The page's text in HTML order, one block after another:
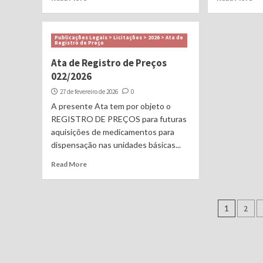
Publicações Legais > Licitações > 2026 > Ata de
Registro de Preço
Ata de Registro de Preços
022/2026
27 de fevereiro de 2026 0
A presente Ata tem por objeto o
REGISTRO DE PREÇOS para futuras
aquisições de medicamentos para
dispensação nas unidades básicas...
Read More
1 2